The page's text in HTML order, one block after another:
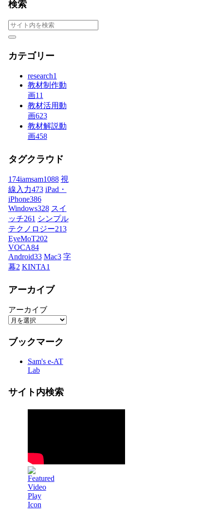
検索
カテゴリー
research1
教材制作動
画11
教材活用動
画623
教材解説動
画458
タグクラウド
174iamsam1088 視
線入力473 iPad・
iPhone386
Windows328 スイ
ッチ261 シンプル
テクノロジー213
EyeMoT202
VOCA84
Android33 Mac3 字
幕2 KINTA1
アーカイブ
アーカイブ
ブックマーク
Sam's e-AT
Lab
サイト内検索